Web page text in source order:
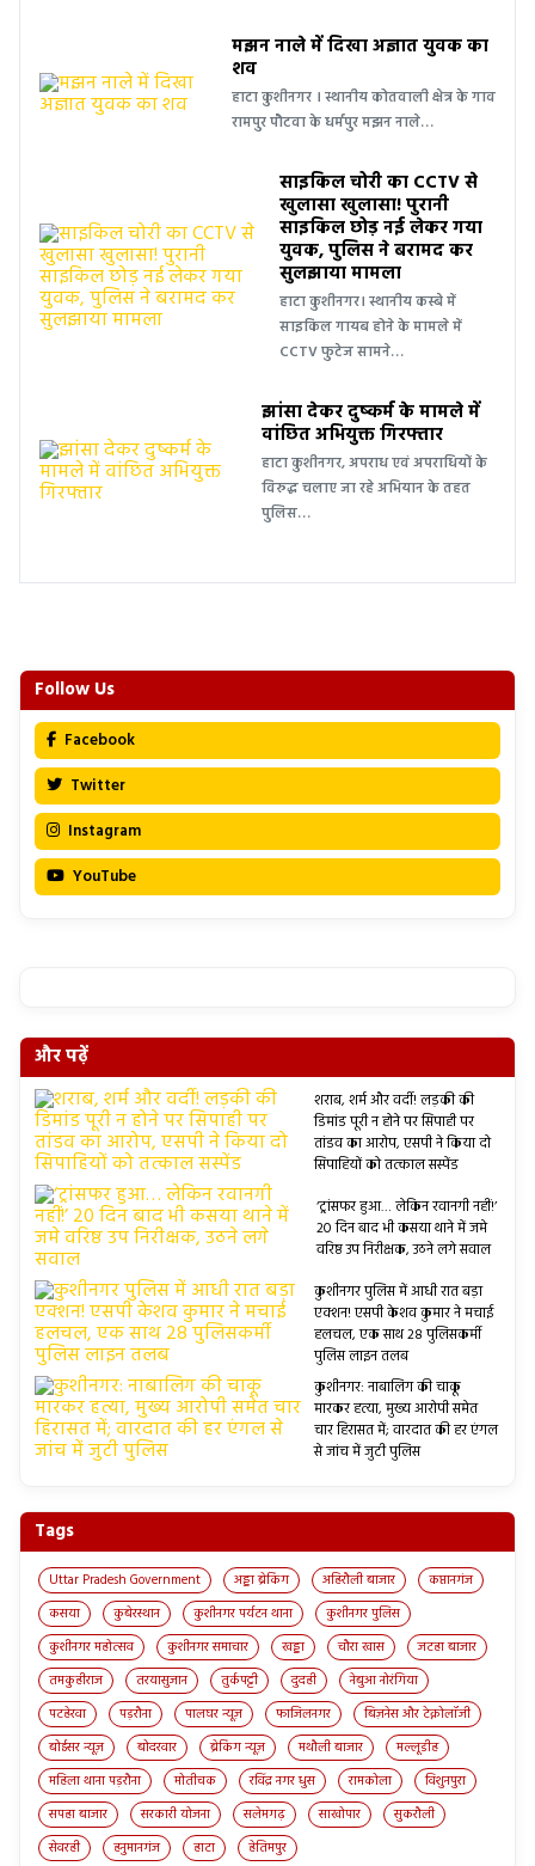
मझन नाले में दिखा अज्ञात युवक का
शव
हाटा कुशीनगर । स्थानीय कोतवाली क्षेत्र के गाव
रामपुर पौटवा के धर्मपुर मझन नाले…
साइकिल चोरी का CCTV से
खुलासा खुलासा! पुरानी
साइकिल छोड़ नई लेकर गया
युवक, पुलिस ने बरामद कर
सुलझाया मामला
हाटा कुशीनगर। स्थानीय कस्बे में
साइकिल गायब होने के मामले में
CCTV फुटेज सामने…
झांसा देकर दुष्कर्म के मामले में
वांछित अभियुक्त गिरफ्तार
हाटा कुशीनगर, अपराध एवं अपराधियों के
विरुद्ध चलाए जा रहे अभियान के तहत
पुलिस…
Follow Us
Facebook
Twitter
Instagram
YouTube
और पढ़ें
शराब, शर्म और वर्दी! लड़की की
डिमांड पूरी न होने पर सिपाही पर
तांडव का आरोप, एसपी ने किया दो
सिपाहियों को तत्काल सस्पेंड
‘ट्रांसफर हुआ… लेकिन रवानगी नहीं!’
20 दिन बाद भी कसया थाने में जमे
वरिष्ठ उप निरीक्षक, उठने लगे सवाल
कुशीनगर पुलिस में आधी रात बड़ा
एक्शन! एसपी केशव कुमार ने मचाई
हलचल, एक साथ 28 पुलिसकर्मी
पुलिस लाइन तलब
कुशीनगर: नाबालिग की चाकू
मारकर हत्या, मुख्य आरोपी समेत
चार हिरासत में; वारदात की हर एंगल
से जांच में जुटी पुलिस
Tags
Uttar Pradesh Government अड्डा ब्रेकिंग अहिरौली बाजार
कप्तानगंज
कसया
कुबेरस्थान कुशीनगर पर्यटन थाना
कुशीनगर पुलिस
कुशीनगर महोत्सव
कुशीनगर समाचार खड्डा चौरा खास
जटहा बाजार
तमकुहीराज
तरयासुजान तुर्कपट्टी दुदही
नेबुआ नोरंगिया
पटहेरवा
पड़रौना पालघर न्यूज़ फाजिलनगर
बिज़नेस और टेक्नोलॉजी
बोईसर न्यूज़
बोदरवार ब्रेकिंग न्यूज़ मथौली बाजार
मल्लूडीह
महिला थाना पड़रौना
मोतीचक रविंद्र नगर धुस रामकोला
विशुनपुरा
सपहा बाजार
सरकारी योजना सलेमगढ़ साखोपार
सुकरौली
सेवरही
हनुमानगंज हाटा हेतिमपुर